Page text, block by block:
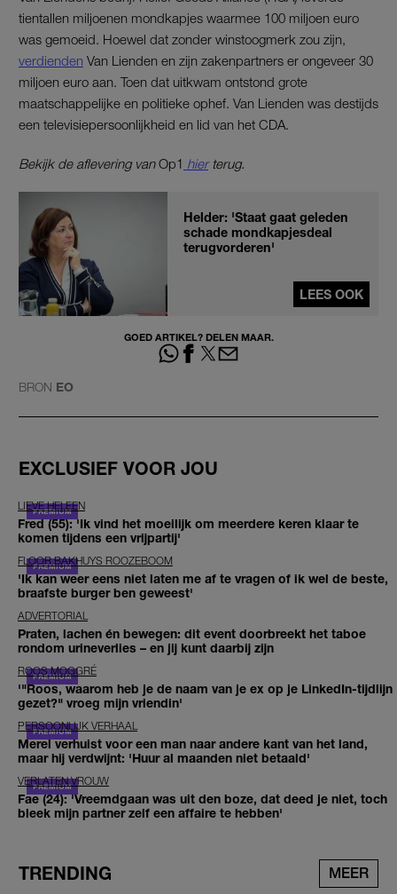
tientallen miljoenen mondkapjes waarmee 100 miljoen euro
was gemoeid. Hoewel dat zonder winstoogmerk zou zijn,
verdienden Van Lienden en zijn zakenpartners er ongeveer 30
miljoen euro aan. Toen dat uitkwam ontstond grote
maatschappelijke en politieke ophef. Van Lienden was destijds
een televisiepersoonlijkheid en lid van het CDA.
Bekijk de aflevering vanOp1 hierterug.
Helder: 'Staat gaat geleden
schade mondkapjesdeal
terugvorderen'
LEES OOK
GOED ARTIKEL? DELEN MAAR.
BRON EO
EXCLUSIEF VOOR JOU
LIEVE HELEEN
Fred (55): 'Ik vind het moeilijk om meerdere keren klaar te
komen tijdens een vrijpartij'
FLOOR BAKHUYS ROOZEBOOM
'Ik kan weer eens niet laten me af te vragen of ik wel de beste,
braafste burger ben geweest'
ADVERTORIAL
Praten, lachen én bewegen: dit event doorbreekt het taboe
rondom urineverlies – en jij kunt daarbij zijn
ROOS MOGGRÉ
'"Roos, waarom heb je de naam van je ex op je LinkedIn-tijdlijn
gezet?" vroeg mijn vriendin'
PERSOONLIJK VERHAAL
Merel verhuist voor een man naar andere kant van het land,
maar hij verdwijnt: 'Huur al maanden niet betaald'
VERLATEN VROUW
Fae (24): 'Vreemdgaan was uit den boze, dat deed je niet, toch
bleek mijn partner zelf een affaire te hebben'
TRENDING MEER